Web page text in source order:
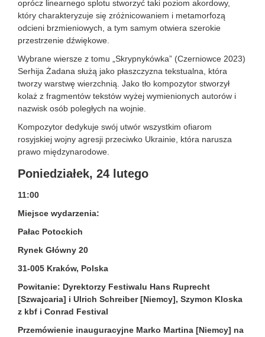
oprócz linearnego splotu stworzyć taki poziom akordowy,
który charakteryzuje się zróżnicowaniem i metamorfozą
odcieni brzmieniowych, a tym samym otwiera szerokie
przestrzenie dźwiękowe.
Wybrane wiersze z tomu „Skrypnykówka” (Czerniowce 2023)
Serhija Żadana służą jako płaszczyzna tekstualna, która
tworzy warstwę wierzchnią. Jako tło kompozytor stworzył
kolaż z fragmentów tekstów wyżej wymienionych autorów i
nazwisk osób poległych na wojnie.
Kompozytor dedykuje swój utwór wszystkim ofiarom
rosyjskiej wojny agresji przeciwko Ukrainie, która narusza
prawo międzynarodowe.
Poniedziałek, 24 lutego
11:00
Miejsce wydarzenia:
Pałac Potockich
Rynek Główny 20
31-005 Kraków, Polska
Powitanie: Dyrektorzy Festiwalu Hans Ruprecht
[Szwajcaria] i Ulrich Schreiber [Niemcy], Szymon Kloska
z kbf i Conrad Festival
Przemówienie inauguracyjne Marko Martina [Niemcy] na